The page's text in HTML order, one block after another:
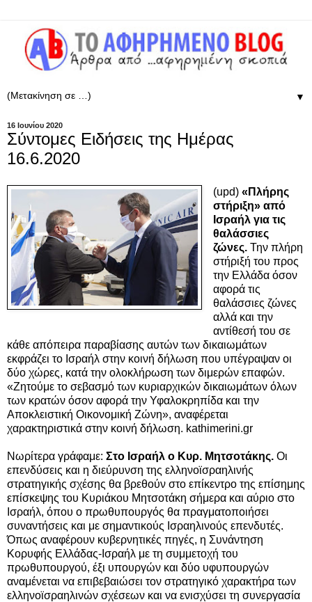
▼
16 Ιουνίου 2020
Σύντομες Ειδήσεις της Ημέρας
16.6.2020
(upd) «Πλήρης
στήριξη» από
Ισραήλ για τις
θαλάσσιες
ζώνες.Την πλήρη
στήριξή του προς
την Ελλάδα όσον
αφορά τις
θαλάσσιες ζώνες
αλλά και την
αντίθεσή του σε
κάθε απόπειρα παραβίασης αυτών των δικαιωμάτων
εκφράζει το Ισραήλ στην κοινή δήλωση που υπέγραψαν οι
δύο χώρες, κατά την ολοκλήρωση των διμερών επαφών.
«Ζητούμε το σεβασμό των κυριαρχικών δικαιωμάτων όλων
των κρατών όσον αφορά την Υφαλοκρηπίδα και την
Αποκλειστική Οικονομική Ζώνη», αναφέρεται
χαρακτηριστικά στην κοινή δήλωση. kathimerini.gr
Νωρίτερα γράφαμε: Στο Ισραήλ ο Κυρ. Μητσοτάκης. Οι
επενδύσεις και η διεύρυνση της ελληνοϊσραηλινής
στρατηγικής σχέσης θα βρεθούν στο επίκεντρο της επίσημης
επίσκεψης του Κυριάκου Μητσοτάκη σήμερα και αύριο στο
Ισραήλ, όπου ο πρωθυπουργός θα πραγματοποιήσει
συναντήσεις και με σημαντικούς Ισραηλινούς επενδυτές.
Όπως αναφέρουν κυβερνητικές πηγές, η Συνάντηση
Κορυφής Ελλάδας-Ισραήλ με τη συμμετοχή του
πρωθυπουργού, έξι υπουργών και δύο υφυπουργών
αναμένεται να επιβεβαιώσει τον στρατηγικό χαρακτήρα των
ελληνοϊσραηλινών σχέσεων και να ενισχύσει τη συνεργασία